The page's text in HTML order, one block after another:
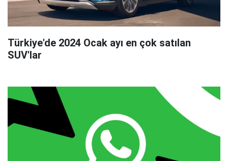
Türkiye'de 2024 Ocak ayı en çok satılan
SUV'lar